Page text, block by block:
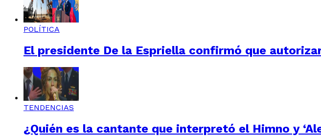
POLÍTICA
El presidente De la Espriella confirmó que
TENDENCIAS
¿Quién es la cantante que interpretó el Himno y